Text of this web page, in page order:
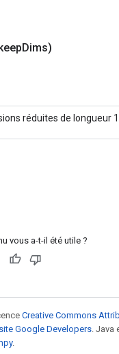
Dims)
réduites de longueur 1.
vous a-t-il été utile ?
Creative Commons
Google Developers .
.